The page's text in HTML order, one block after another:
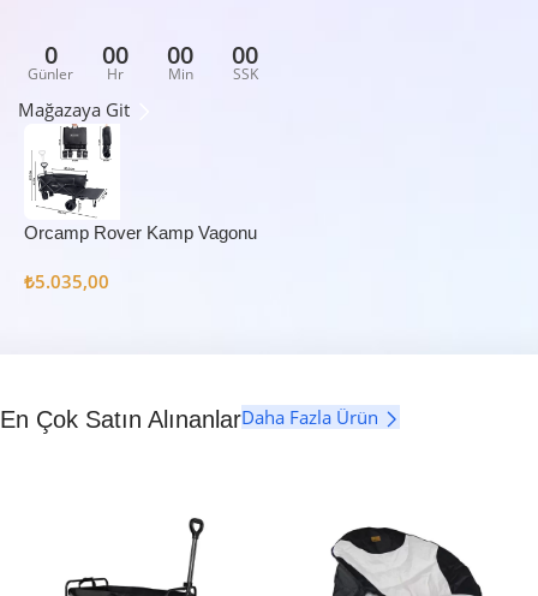
0
Günler
00
Hr
00
Min
00
SSK
Mağazaya Git
Orcamp Rover Kamp Vagonu
₺5.035,00
En Çok Satın AlınanlarDaha Fazla Ürün